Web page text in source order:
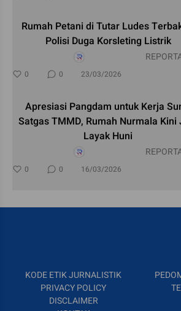
Rumah Petani di Tutar Ludes
Polisi Duga Korsleting Listrik
0 0 23/03/2026
Apresiasi Pangdam untuk Kerja
Satgas TMMD, Rumah Nurmala Kini
Layak Huni
0 0 16/03/2026
KODE ETIK JURNALISTIK
PRIVACY POLICY
DISCLAIMER